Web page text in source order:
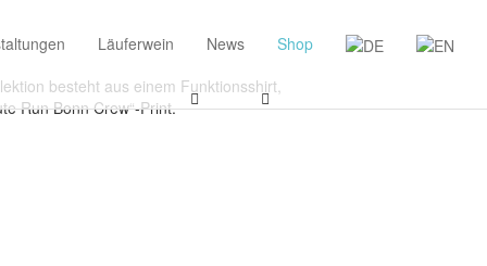
Läuferwein News Shop
besteht aus einem Funktionsshirt,
Run Bonn Crew“-Print.